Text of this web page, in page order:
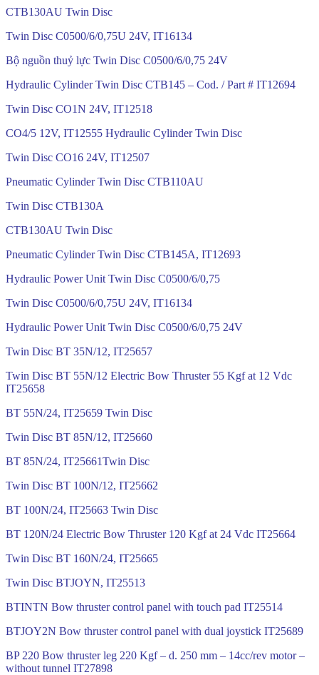
CTB130AU Twin Disc
Twin Disc C0500/6/0,75U 24V, IT16134
Bộ nguồn thuỷ lực Twin Disc C0500/6/0,75 24V
Hydraulic Cylinder Twin Disc CTB145 – Cod. / Part # IT12694
Twin Disc CO1N 24V, IT12518
CO4/5 12V, IT12555 Hydraulic Cylinder Twin Disc
Twin Disc CO16 24V, IT12507
Pneumatic Cylinder Twin Disc CTB110AU
Twin Disc CTB130A
CTB130AU Twin Disc
Pneumatic Cylinder Twin Disc CTB145A, IT12693
Hydraulic Power Unit Twin Disc C0500/6/0,75
Twin Disc C0500/6/0,75U 24V, IT16134
Hydraulic Power Unit Twin Disc C0500/6/0,75 24V
Twin Disc BT 35N/12, IT25657
Twin Disc BT 55N/12 Electric Bow Thruster 55 Kgf at 12 Vdc
IT25658
BT 55N/24, IT25659 Twin Disc
Twin Disc BT 85N/12, IT25660
BT 85N/24, IT25661Twin Disc
Twin Disc BT 100N/12, IT25662
BT 100N/24, IT25663 Twin Disc
BT 120N/24 Electric Bow Thruster 120 Kgf at 24 Vdc IT25664
Twin Disc BT 160N/24, IT25665
Twin Disc BTJOYN, IT25513
BTINTN Bow thruster control panel with touch pad IT25514
BTJOY2N Bow thruster control panel with dual joystick IT25689
BP 220 Bow thruster leg 220 Kgf – d. 250 mm – 14cc/rev motor –
without tunnel IT27898